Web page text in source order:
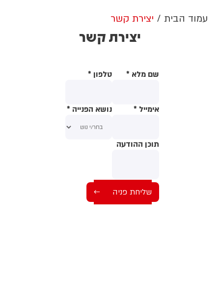
עמוד הבית יצירת קשר
יצירת קשר
שם מלא * טלפון *
אימייל * נושא הפנייה *
תוכן ההודעה